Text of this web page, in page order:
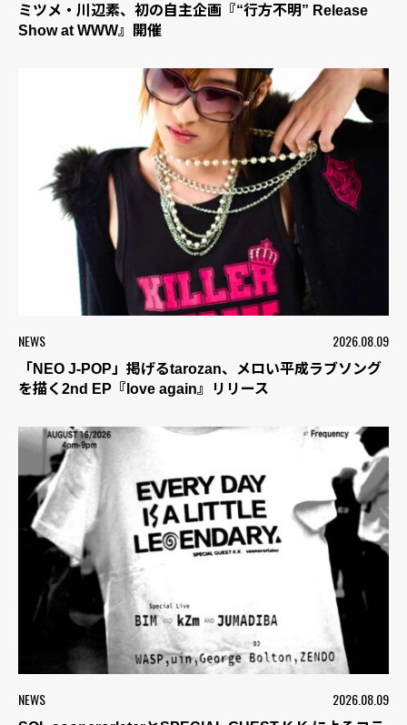
ミツメ・川辺素、初の自主企画『“行方不明” Release
Show at WWW』開催
NEWS 2026.08.09
「NEO J-POP」掲げるtarozan、メロい平成ラブソング
を描く2nd EP『love again』リリース
NEWS 2026.08.09